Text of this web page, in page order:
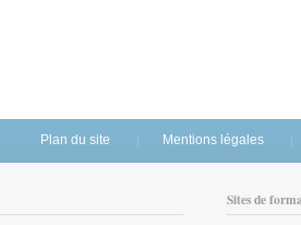
Plan du site Mentions légales
Sites de